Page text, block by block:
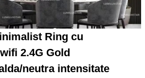
Ring cu
2.4G Gold
neutra intensitate